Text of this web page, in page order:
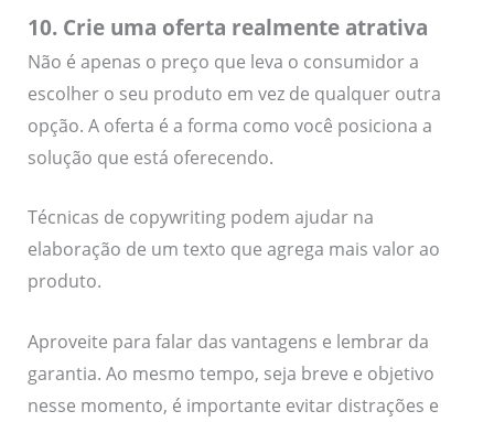
10. Crie uma oferta realmente atrativa
Não é apenas o preço que leva o consumidor a
escolher o seu produto em vez de qualquer outra
opção. A oferta é a forma como você posiciona a
solução que está oferecendo.
Técnicas de copywriting podem ajudar na
elaboração de um texto que agrega mais valor ao
produto.
Aproveite para falar das vantagens e lembrar da
garantia. Ao mesmo tempo, seja breve e objetivo
nesse momento, é importante evitar distrações e